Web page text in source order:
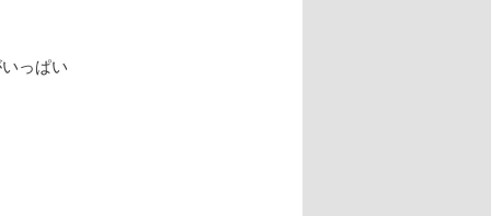
っぱい